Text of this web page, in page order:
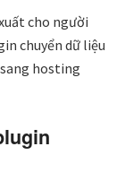
cho người
chuyển dữ liệu
hosting